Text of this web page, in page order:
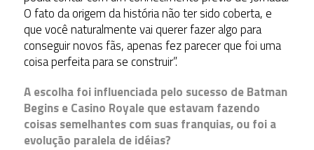
O fato da origem da história não ter sido coberta, e
que você naturalmente vai querer fazer algo para
conseguir novos fãs, apenas fez parecer que foi uma
coisa perfeita para se construir”.
A escolha foi influenciada pelo sucesso de Batman
Begins e Casino Royale que estavam fazendo
coisas semelhantes com suas franquias, ou foi a
evolução paralela de idéias?